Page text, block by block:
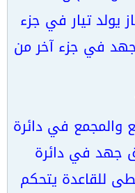
يولد تيار في جزء
في جزء آخر من
والمجمع في دائرة
جهد في دائرة
للقاعدة يتحكم